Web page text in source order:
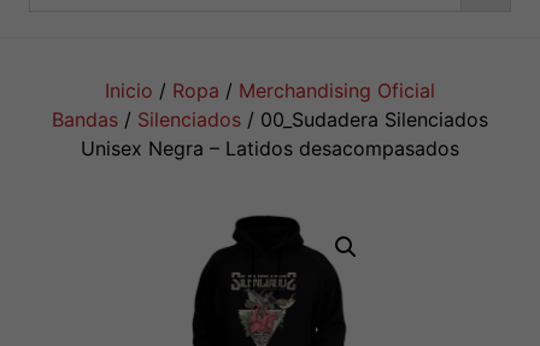
Inicio / Ropa / Merchandising Oficial
Bandas / Silenciados / 00_Sudadera Silenciados
Unisex Negra – Latidos desacompasados